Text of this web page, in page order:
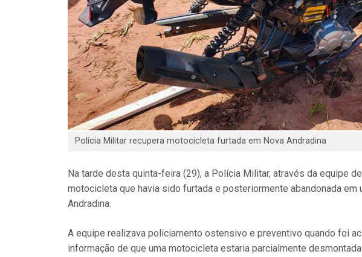
Polícia Militar recupera motocicleta furtada em Nova Andradina
Na tarde desta quinta-feira (29), a Polícia Militar, através da equipe
motocicleta que havia sido furtada e posteriormente abandonada
Andradina.
A equipe realizava policiamento ostensivo e preventivo quando foi
informação de que uma motocicleta estaria parcialmente